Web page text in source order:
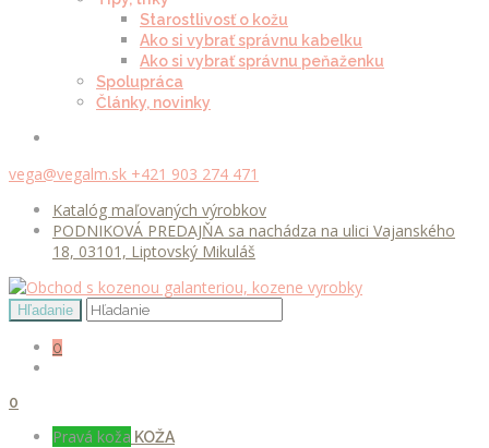
Starostlivosť o kožu
Ako si vybrať správnu kabelku
Ako si vybrať správnu peňaženku
Spolupráca
Články, novinky
vega@vegalm.sk +421 903 274 471
Katalóg maľovaných výrobkov
PODNIKOVÁ PREDAJŇA sa nachádza na ulici Vajanského
18, 03101, Liptovský Mikuláš
0
0
Pravá koža KOŽA